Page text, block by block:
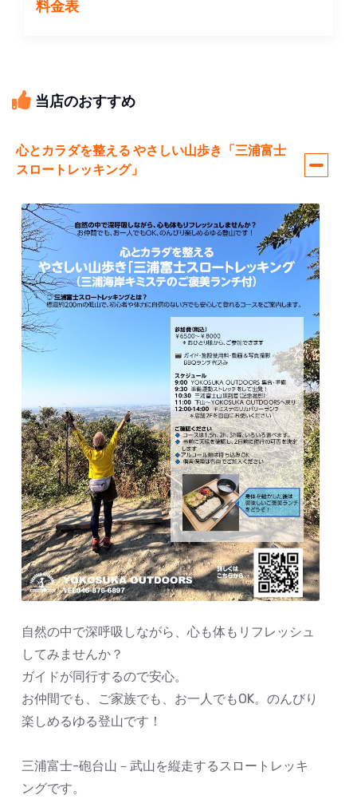
料金表
当店のおすすめ
心とカラダを整える やさしい山歩き「三浦富士
スロートレッキング」
自然の中で深呼吸しながら、心も体もリフレッシュ
してみませんか？
ガイドが同行するので安心。
お仲間でも、ご家族でも、お一人でもOK。のんびり
楽しめるゆる登山です！
三浦富士-砲台山－武山を縦走するスロートレッキ
ングです。